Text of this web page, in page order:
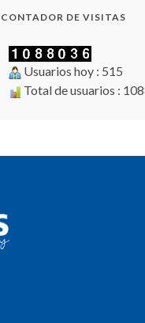
CONTADOR DE VISITAS
Usuarios hoy : 515
Total de usuarios :